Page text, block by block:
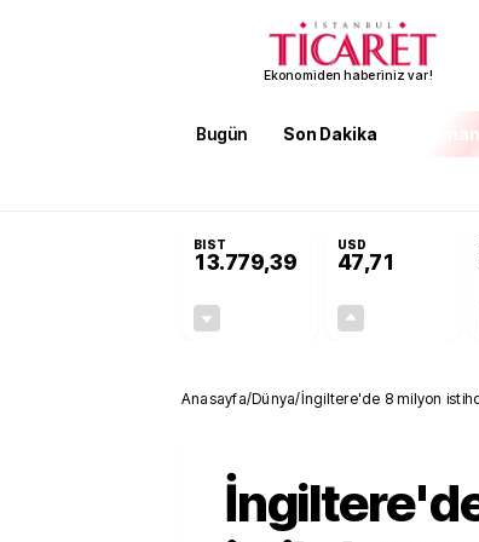
Ekonomiden haberiniz var!
Bugün Son Dakika
BIST
13.779,39
USD
47,71
Anasayfa/Dünya/İngiltere'de 8 milyon